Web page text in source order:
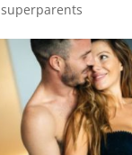
superparents